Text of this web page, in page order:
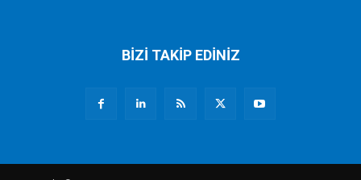
BİZİ TAKİP EDİNİZ